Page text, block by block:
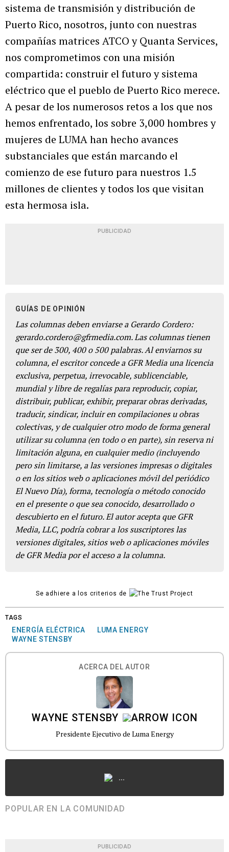
sistema de transmisión y distribución de
Puerto Rico, nosotros, junto con nuestras
compañías matrices ATCO y Quanta Services,
nos comprometimos con una misión
compartida: construir el futuro y sistema
eléctrico que el pueblo de Puerto Rico merece.
A pesar de los numerosos retos a los que nos
hemos enfrentado, los sobre 3,000 hombres y
mujeres de LUMA han hecho avances
substanciales que están marcando el
comienzo de ese futuro para nuestros 1.5
millones de clientes y todos los que visitan
esta hermosa isla.
PUBLICIDAD
GUÍAS DE OPINIÓN
Las columnas deben enviarse a Gerardo Cordero:
gerardo.cordero@gfrmedia.com. Las columnas tienen
que ser de 300, 400 o 500 palabras. Al enviarnos su
columna, el escritor concede a GFR Media una licencia
exclusiva, perpetua, irrevocable, sublicenciable,
mundial y libre de regalías para reproducir, copiar,
distribuir, publicar, exhibir, preparar obras derivadas,
traducir, sindicar, incluir en compilaciones u obras
colectivas, y de cualquier otro modo de forma general
utilizar su columna (en todo o en parte), sin reserva ni
limitación alguna, en cualquier medio (incluyendo
pero sin limitarse, a las versiones impresas o digitales
o en los sitios web o aplicaciones móvil del periódico
El Nuevo Día), forma, tecnología o método conocido
en el presente o que sea conocido, desarrollado o
descubierto en el futuro. El autor acepta que GFR
Media, LLC, podría cobrar a los suscriptores las
versiones digitales, sitios web o aplicaciones móviles
de GFR Media por el acceso a la columna.
Se adhiere a los criterios de
TAGS
ENERGÍA ELÉCTRICA
LUMA ENERGY
WAYNE STENSBY
ACERCA DEL AUTOR
WAYNE STENSBY
Presidente Ejecutivo de Luma Energy
...
POPULAR EN LA COMUNIDAD
PUBLICIDAD